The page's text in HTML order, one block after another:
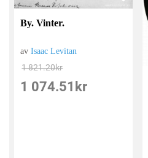
By. Vinter.
avIsaac Levitan
1 821.20kr
1 074.51 kr